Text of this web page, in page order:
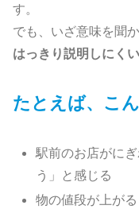
す。
でも、いざ意味を聞か
はっきり説明しにく
たとえば、こ
駅前のお店がに
う」と感じる
物の値段が上が